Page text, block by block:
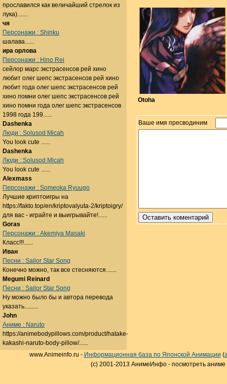
Otoha
Ваше имя пресводиним
прославился как величайший стрелок из
лука).......
чя
Персонажи : Shinku
шалава......
ира орлова
Персонажи : Hino Rei
сейлор марс экстрасенсов рей хино
любит олег шепс экстрасенсов рей хино
любит года олег шепс экстрасенсов рей
хино помни олег шепс экстрасенсов рей
хино помни года олег шепс экстрасенсов
1998 года 199......
Dashenka
Люди : Solusod Micah
You look cute ......
Dashenka
Люди : Solusod Micah
You look cute ......
Alexmass
Персонажи : Someoka Ryuugo
Лучшие криптоигры на
https://fakto.top/en/kriptovalyuta-2/kriptoigry/
для вас - играйте и выигрывайте!......
Goras
Персонажи : Akemiya Masaki
Класс!!!......
Иван
Песни : Sailor Star Song
Конечно можно, так все стесняются.......
Megumi Reinard
Песни : Sailor Star Song
Ну можно было бы и автора перевода
указать.........
John
Аниме : Naruto
https://animebodypillows.com/product/hatake-
kakashi-naruto-body-pillow/......
www.Animeinfo.ru - Информационная база по Японской Анимации (
(c) 2001-2013 АнимеИнфо - посмотреть аниме